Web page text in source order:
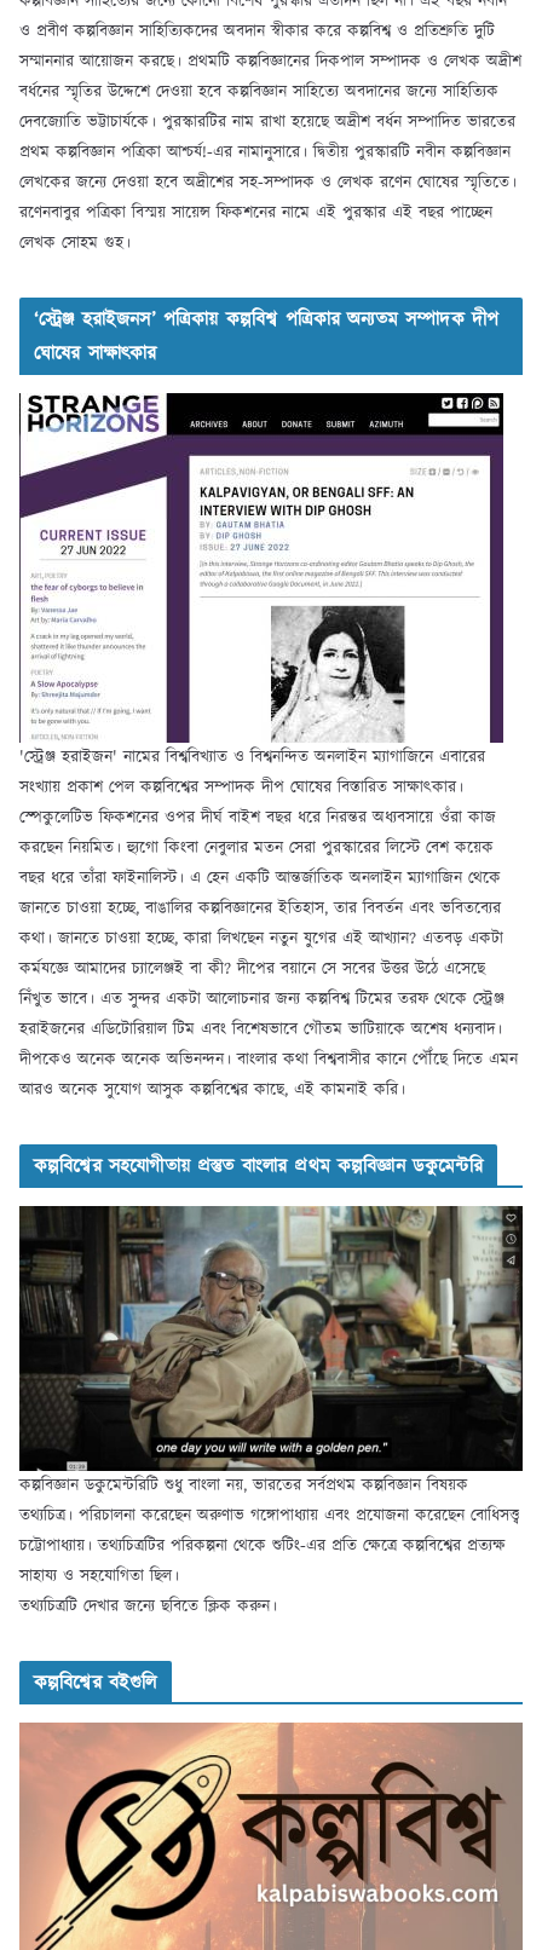
ও প্রবীণ কল্পবিজ্ঞান সাহিত্যিকদের অবদান স্বীকার করে কল্পবিশ্ব ও প্রতিশ্রুতি দুটি
সম্মাননার আয়োজন করছে। প্রথমটি কল্পবিজ্ঞানের দিকপাল সম্পাদক ও লেখক অদ্রীশ
বর্ধনের স্মৃতির উদ্দেশে দেওয়া হবে কল্পবিজ্ঞান সাহিত্যে অবদানের জন্যে সাহিত্যিক
দেবজ্যোতি ভট্টাচার্যকে। পুরস্কারটির নাম রাখা হয়েছে অদ্রীশ বর্ধন সম্পাদিত ভারতের
প্রথম কল্পবিজ্ঞান পত্রিকা আশ্চর্য!-এর নামানুসারে। দ্বিতীয় পুরস্কারটি নবীন কল্পবিজ্ঞান
লেখকের জন্যে দেওয়া হবে অদ্রীশের সহ-সম্পাদক ও লেখক রণেন ঘোষের স্মৃতিতে।
রণেনবাবুর পত্রিকা বিস্ময় সায়েন্স ফিকশনের নামে এই পুরস্কার এই বছর পাচ্ছেন
লেখক সোহম গুহ।
‘স্ট্রেঞ্জ হরাইজনস’ পত্রিকায় কল্পবিশ্ব পত্রিকার অন্যতম সম্পাদক দীপ
ঘোষের সাক্ষাৎকার
'স্ট্রেঞ্জ হরাইজন' নামের বিশ্ববিখ্যাত ও বিশ্বনন্দিত অনলাইন ম্যাগাজিনে এবারের
সংখ্যায় প্রকাশ পেল কল্পবিশ্বের সম্পাদক দীপ ঘোষের বিস্তারিত সাক্ষাৎকার।
স্পেকুলেটিভ ফিকশনের ওপর দীর্ঘ বাইশ বছর ধরে নিরন্তর অধ্যবসায়ে ওঁরা কাজ
করছেন নিয়মিত। হ্যুগো কিংবা নেবুলার মতন সেরা পুরস্কারের লিস্টে বেশ কয়েক
বছর ধরে তাঁরা ফাইনালিস্ট। এ হেন একটি আন্তর্জাতিক অনলাইন ম্যাগাজিন থেকে
জানতে চাওয়া হচ্ছে, বাঙালির কল্পবিজ্ঞানের ইতিহাস, তার বিবর্তন এবং ভবিতব্যের
কথা। জানতে চাওয়া হচ্ছে, কারা লিখছেন নতুন যুগের এই আখ্যান? এতবড় একটা
কর্মযজ্ঞে আমাদের চ্যালেঞ্জই বা কী? দীপের বয়ানে সে সবের উত্তর উঠে এসেছে
নিঁখুত ভাবে। এত সুন্দর একটা আলোচনার জন্য কল্পবিশ্ব টিমের তরফ থেকে স্ট্রেঞ্জ
হরাইজনের এডিটোরিয়াল টিম এবং বিশেষভাবে গৌতম ভাটিয়াকে অশেষ ধন্যবাদ।
দীপকেও অনেক অনেক অভিনন্দন। বাংলার কথা বিশ্ববাসীর কানে পৌঁছে দিতে এমন
আরও অনেক সুযোগ আসুক কল্পবিশ্বের কাছে, এই কামনাই করি।
কল্পবিশ্বের সহযোগীতায় প্রস্তুত বাংলার প্রথম কল্পবিজ্ঞান ডকুমেন্টরি
কল্পবিজ্ঞান ডকুমেন্টরিটি শুধু বাংলা নয়, ভারতের সর্বপ্রথম কল্পবিজ্ঞান বিষয়ক
তথ্যচিত্র। পরিচালনা করেছেন অরুণাভ গঙ্গোপাধ্যায় এবং প্রযোজনা করেছেন বোধিসত্ত্ব
চট্টোপাধ্যায়। তথ্যচিত্রটির পরিকল্পনা থেকে শুটিং-এর প্রতি ক্ষেত্রে কল্পবিশ্বের প্রত্যক্ষ
সাহায্য ও সহযোগিতা ছিল।
তথ্যচিত্রটি দেখার জন্যে ছবিতে ক্লিক করুন।
কল্পবিশ্বের বইগুলি